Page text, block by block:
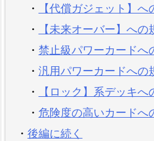
・
【代償ガジェット】へ
・
【未来オーバー】への
・ 禁止級パワーカードへ
・ 汎用パワーカードへの
・
【ロック】系デッキへ
・ 危険度の高いカードへ
・ 後編に続く